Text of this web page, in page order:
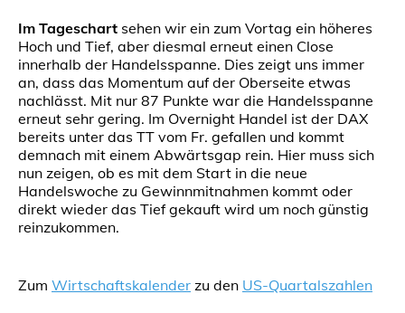
Im Tageschart sehen wir ein zum Vortag ein höheres
Hoch und Tief, aber diesmal erneut einen Close
innerhalb der Handelsspanne. Dies zeigt uns immer
an, dass das Momentum auf der Oberseite etwas
nachlässt. Mit nur 87 Punkte war die Handelsspanne
erneut sehr gering. Im Overnight Handel ist der DAX
bereits unter das TT vom Fr. gefallen und kommt
demnach mit einem Abwärtsgap rein. Hier muss sich
nun zeigen, ob es mit dem Start in die neue
Handelswoche zu Gewinnmitnahmen kommt oder
direkt wieder das Tief gekauft wird um noch günstig
reinzukommen.
Zum Wirtschaftskalender zu den US-Quartalszahlen